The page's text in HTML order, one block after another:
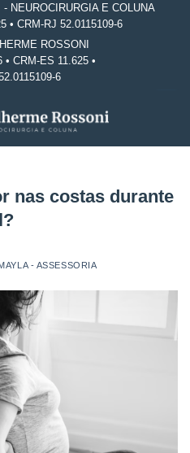
NEUROCIRURGIA E COLUNA
• CRM-RJ 52.0115109-6
ROSSONI
• CRM-ES 11.625 •
6
nas costas durante
- ASSESSORIA